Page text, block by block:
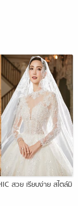
สวย เรียบง่าย สไตล์มิ